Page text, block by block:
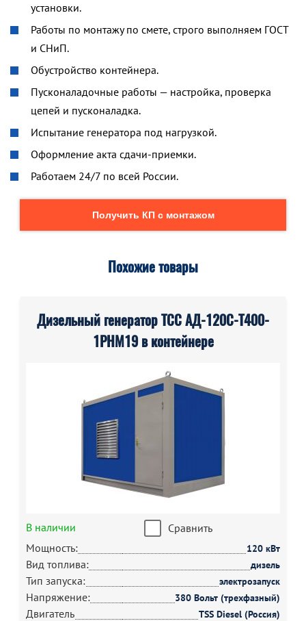
установки.
Работы по монтажу по смете, строго выполняем ГОСТ
и СНиП.
Обустройство контейнера.
Пусконаладочные работы — настройка, проверка
цепей и пусконаладка.
Испытание генератора под нагрузкой.
Оформление акта сдачи-приемки.
Работаем 24/7 по всей России.
Получить КП с монтажом
Похожие товары
Дизельный генератор ТСС АД-120С-Т400-
1РНМ19 в контейнере
В наличии
Сравнить
Мощность:
120 кВт
Вид топлива: дизель
Тип запуска: электрозапуск
Напряжение: 380 Вольт (трехфазный)
Двигатель TSS Diesel (Россия)